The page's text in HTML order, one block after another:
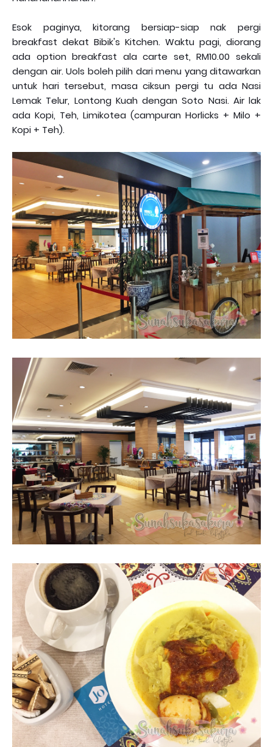
Esok paginya, kitorang bersiap-siap nak pergi
breakfast dekat Bibik's Kitchen. Waktu pagi, diorang
ada option breakfast ala carte set, RM10.00 sekali
dengan air. Uols boleh pilih dari menu yang ditawarkan
untuk hari tersebut, masa ciksun pergi tu ada Nasi
Lemak Telur, Lontong Kuah dengan Soto Nasi. Air lak
ada Kopi, Teh, Limikotea (campuran Horlicks + Milo +
Kopi + Teh).